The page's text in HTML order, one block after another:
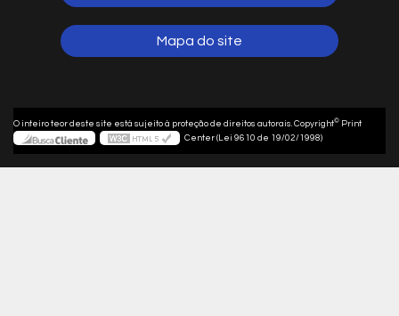
Mapa do site
O inteiro teor deste site está sujeito à proteção de direitos autorais. Copyright© Print
Center (Lei 9610 de 19/02/1998)